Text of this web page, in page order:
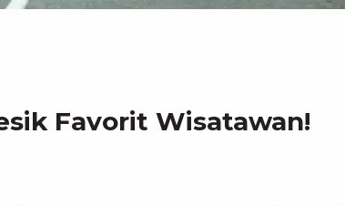
Favorit Wisatawan!